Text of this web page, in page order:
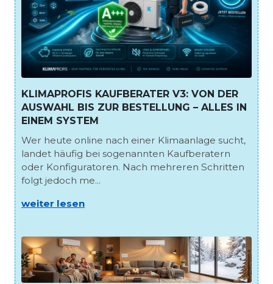
KLIMAPROFIS KAUFBERATER V3: VON DER
AUSWAHL BIS ZUR BESTELLUNG – ALLES IN
EINEM SYSTEM
Wer heute online nach einer Klimaanlage sucht,
landet häufig bei sogenannten Kaufberatern
oder Konfiguratoren. Nach mehreren Schritten
folgt jedoch me...
weiter lesen